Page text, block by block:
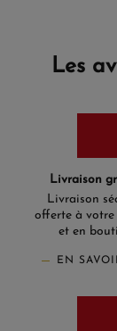
Les
Livraison
Livraison
offerte à votre
et en
EN